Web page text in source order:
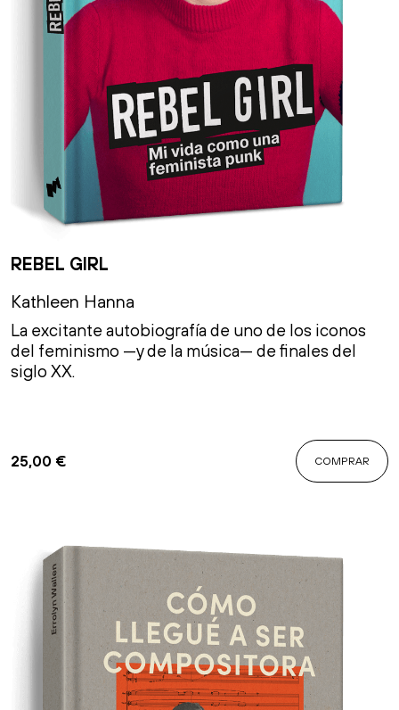
REBEL GIRL
Kathleen Hanna
La excitante autobiografía de uno de los iconos
del feminismo —y de la música— de finales del
siglo XX.
25,00 € COMPRAR